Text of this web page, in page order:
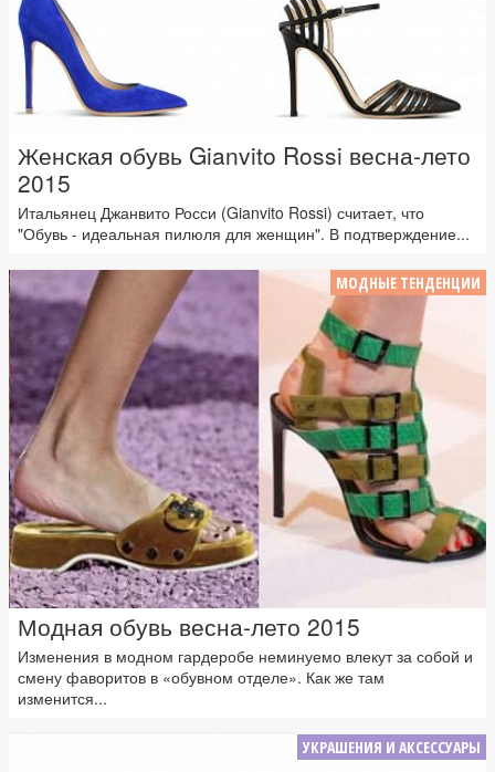
Женская обувь Gianvito Rossi весна-лето
2015
Итальянец Джанвито Росси (Gianvito Rossi) считает, что
"Обувь - идеальная пилюля для женщин". В подтверждение...
МОДНЫЕ ТЕНДЕНЦИИ
Модная обувь весна-лето 2015
Изменения в модном гардеробе неминуемо влекут за собой и
смену фаворитов в «обувном отделе». Как же там
изменится...
УКРАШЕНИЯ И АКСЕССУАРЫ